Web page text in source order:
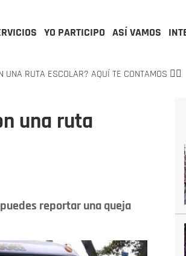
YO PARTICIPO ASÍ VAMOS
RUTA ESCOLAR? AQUÍ TE CONTAMOS 👇🏻
una ruta
reportar una queja